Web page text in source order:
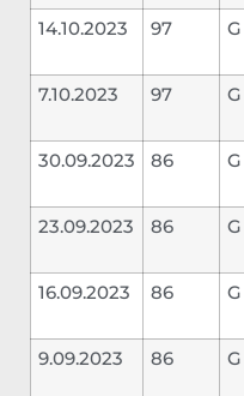
14.10.2023
97 G
7.10.2023 97 G
30.09.2023
86 G
23.09.2023
86 G
16.09.2023
86 G
9.09.2023
86 G